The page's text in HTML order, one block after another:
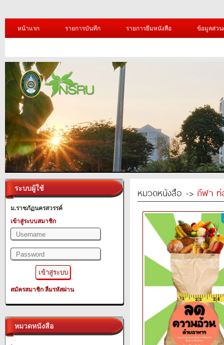
หน้าแรก รายการบันทึก รายการยืมหนังสือ ข้อมูลส่ว
ระบบผู้ใช้
ม.ราชภัฏนครสวรรค์
เข้าสู่ระบบสมาชิก
สมัครสมาชิก ลืมรหัสผ่าน
หมวดหนังสือ
หมวดหนังสือ -> กีฬา ท่